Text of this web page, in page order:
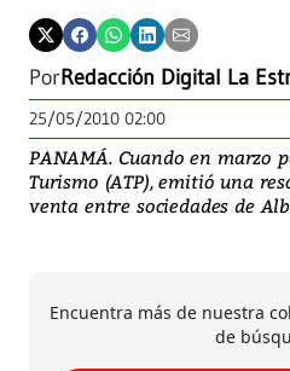
PorRedacción Digital La
25/05/2010 02:00
PANAMÁ. Cuando en marzo
Turismo (ATP), emitió una
venta entre sociedades de
Encuentra más de nuestra
de